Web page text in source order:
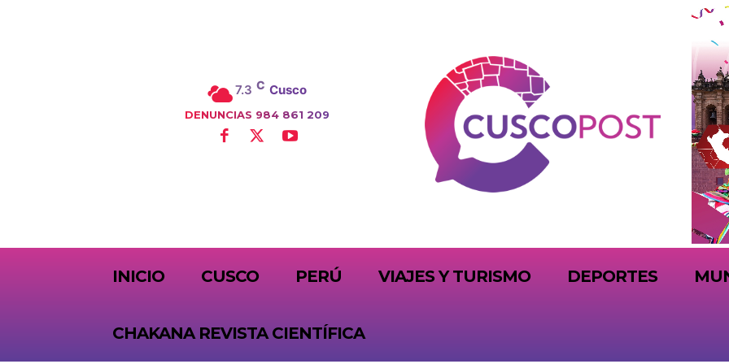
7.3 C Cusco
DENUNCIAS 984 861 209
INICIO CUSCO PERÚ VIAJES Y TURISMO DEPORTES
CHAKANA REVISTA CIENTÍFICA